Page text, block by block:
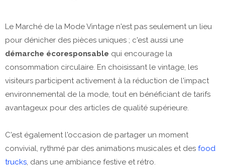
Le Marché de la Mode Vintage n'est pas seulement un lieu
pour dénicher des pièces uniques ; c'est aussi une
démarche écoresponsable qui encourage la
consommation circulaire. En choisissant le vintage, les
visiteurs participent activement à la réduction de l'impact
environnemental de la mode, tout en bénéficiant de tarifs
avantageux pour des articles de qualité supérieure.
C'est également l'occasion de partager un moment
convivial, rythmé par des animations musicales et des food
trucks, dans une ambiance festive et rétro.